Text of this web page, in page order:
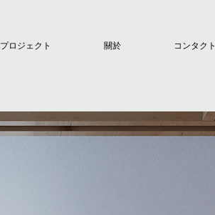
プロジェクト 關於 コンタクト